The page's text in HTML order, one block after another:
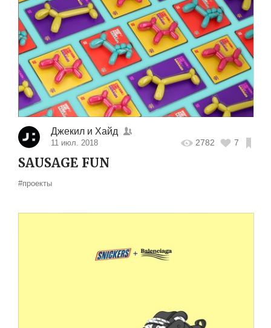
Джекил и Хайд
11 июл. 2018 2782 7
SAUSAGE FUN
#проекты